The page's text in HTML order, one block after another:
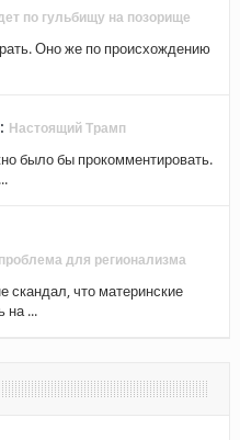
по гульбищу на позорище
Оно же по происхождению
Настоящий Трамп
было бы прокомментировать.
для регионализма
скандал, что материнские
на ...